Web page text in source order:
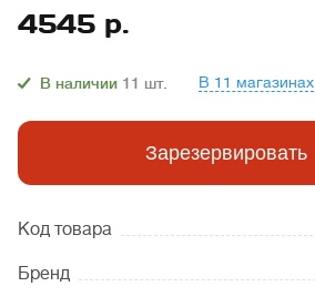
4545 р.
В наличии 11 шт. В 11 магазинах
Зарезервировать
Код товара
Бренд